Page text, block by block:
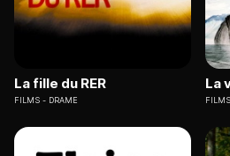
La fille du RER
FILMS DRAME
La
FILMS